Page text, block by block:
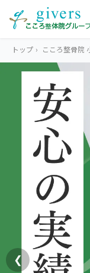
HOME トップ
SYMPTOMS 症状
腰痛
肩こり・首こり
四十肩・五十肩
膝痛・関節痛
MENU メニ
STORE 店舗一
AREA エリ
北海道
札幌エリア（13院
ABOUT US 私たち
こころ整体院グル
トップ › こころ整骨院
❮